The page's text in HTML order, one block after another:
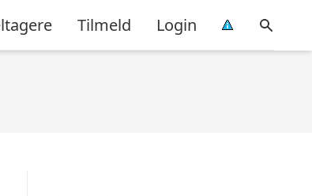
Tilmeld Login